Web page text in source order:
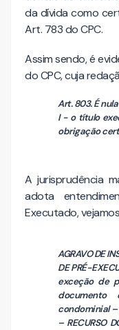
da dívida como
Art. 783 do CPC.
Assim sendo, é
do CPC, cuja
Art. 803. É
I - o título
obrigação
A jurisprudência
adota
Executado,
AGRAVO DE
DE PRÉ-
exceção de
condominial
– RECURSO